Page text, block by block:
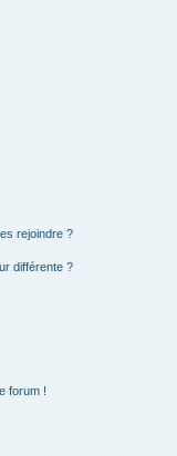
rejoindre ?
différente ?
forum !